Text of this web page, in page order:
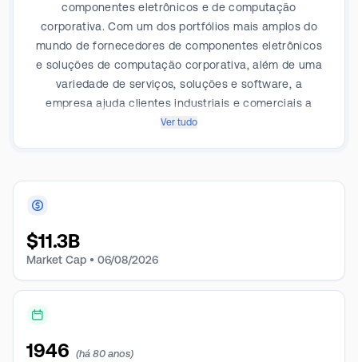
componentes eletrônicos e de computação
corporativa. Com um dos portfólios mais amplos do
mundo de fornecedores de componentes eletrônicos
e soluções de computação corporativa, além de uma
variedade de serviços, soluções e software, a
empresa ajuda clientes industriais e comerciais a
lançar produtos, reduzir o tempo de comercialização
soluções de computação corporativa.
Ver tudo
$11.3B
Market Cap • 06/08/2026
1946 (há 80 anos)